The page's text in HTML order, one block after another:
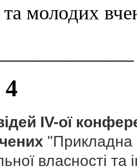
та молодих
IV-ої
"Прикладна
власності та